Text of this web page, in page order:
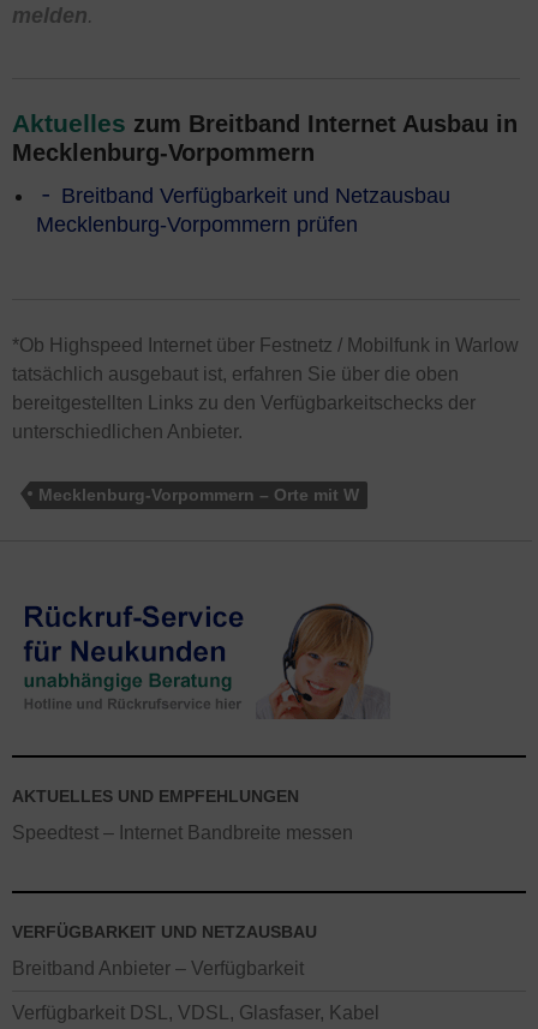
melden.
Aktuelles zum Breitband Internet Ausbau in
Mecklenburg-Vorpommern
Breitband Verfügbarkeit und Netzausbau
Mecklenburg-Vorpommern prüfen
*Ob Highspeed Internet über Festnetz / Mobilfunk in Warlow
tatsächlich ausgebaut ist, erfahren Sie über die oben
bereitgestellten Links zu den Verfügbarkeitschecks der
unterschiedlichen Anbieter.
Mecklenburg-Vorpommern – Orte mit W
AKTUELLES UND EMPFEHLUNGEN
Speedtest – Internet Bandbreite messen
VERFÜGBARKEIT UND NETZAUSBAU
Breitband Anbieter – Verfügbarkeit
Verfügbarkeit DSL, VDSL, Glasfaser, Kabel